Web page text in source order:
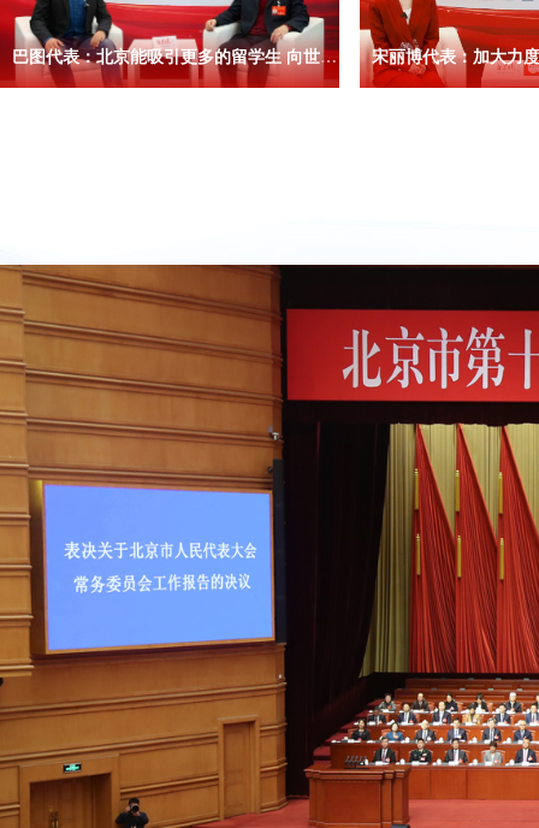
巴图代表：北京能吸引更多的留学生 向世界传递中国文化 宋丽博代表：加大力度解决食品